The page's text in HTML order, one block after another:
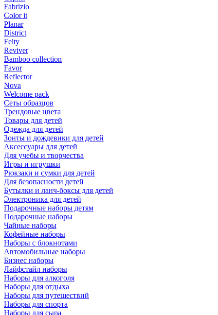
Fabrizio
Color it
Planar
District
Felty
Reviver
Bamboo collection
Favor
Reflector
Nova
Welcome pack
Сеты образцов
Трендовые цвета
Товары для детей
Одежда для детей
Зонты и дождевики для детей
Аксессуары для детей
Для учебы и творчества
Игры и игрушки
Рюкзаки и сумки для детей
Для безопасности детей
Бутылки и ланч-боксы для детей
Электроника для детей
Подарочные наборы детям
Подарочные наборы
Чайные наборы
Кофейные наборы
Наборы с блокнотами
Автомобильные наборы
Бизнес наборы
Лайфстайл наборы
Наборы для алкоголя
Наборы для отдыха
Наборы для путешествий
Наборы для спорта
Наборы для сыра